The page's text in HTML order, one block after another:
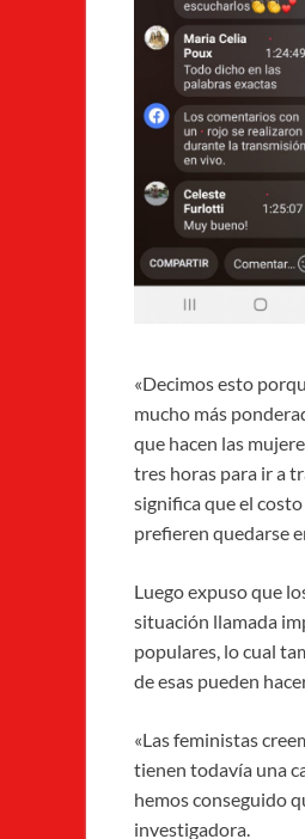
«Decimos esto
mucho más
que hacen las
tres horas para ir a
significa que el
prefieren quedarse
Luego expuso que
situación llamada
populares, lo cual
de esas pueden
«Las feministas
tienen todavía una
hemos conseguido
investigadora.